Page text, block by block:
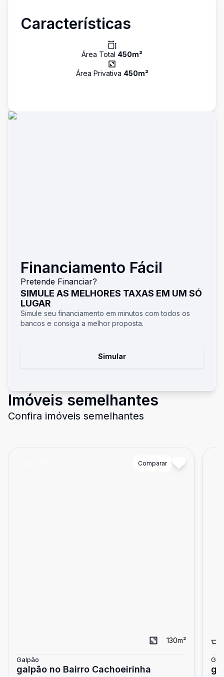
Características
Área Total 450m²
Área Privativa 450m²
Financiamento Fácil
Pretende Financiar?
SIMULE AS MELHORES TAXAS EM UM SÓ
LUGAR
Simule seu financiamento em minutos com todos os
bancos e consiga a melhor proposta.
Simular
Imóveis semelhantes
Confira imóveis semelhantes
Comparar
130m²
Galpão
galpão no Bairro Cachoeirinha